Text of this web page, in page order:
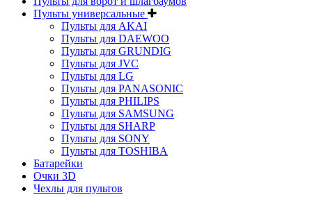
Пульты универсальные
Пульты для AKAI
Пульты для DAEWOO
Пульты для GRUNDIG
Пульты для JVC
Пульты для LG
Пульты для PANASONIC
Пульты для PHILIPS
Пульты для SAMSUNG
Пульты для SHARP
Пульты для SONY
Пульты для TOSHIBA
Батарейки
Очки 3D
Чехлы для пультов